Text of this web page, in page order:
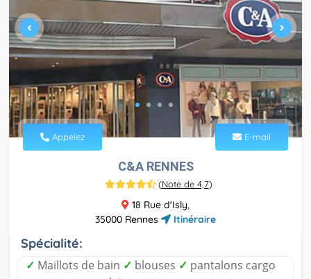
Appelez E-mail
C&A RENNES
(Note de 4,7)
18 Rue d'Isly,
35000 Rennes
Itinéraire
Spécialité:
✓ Maillots de bain ✓ blouses ✓ pantalons cargo